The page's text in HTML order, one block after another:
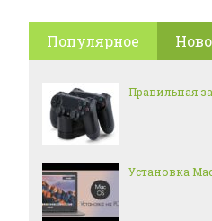
Популярное
Правильная
Установка